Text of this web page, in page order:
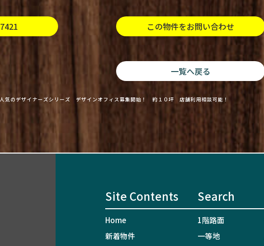
この物件をお問い合わせ
一覧へ戻る
気のデザイナーズシリーズ デザインオフィス募集開始！ 約１０坪 店舗利用相談可能！
Site Contents
Home
新着物件
Search
1階路面
一等地